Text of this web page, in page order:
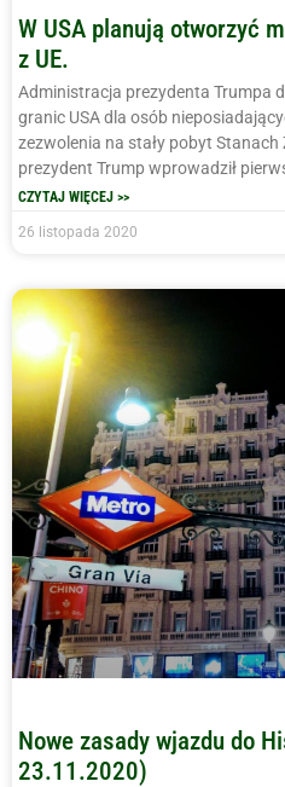
W USA planują otworzyć
z UE.
Administracja prezydenta Trumpa
granic USA dla osób
zezwolenia na stały pobyt
prezydent Trump wprowadził
CZYTAJ WIĘCEJ >>
26 listopada 2020
Nowe zasady wjazdu do
23.11.2020)